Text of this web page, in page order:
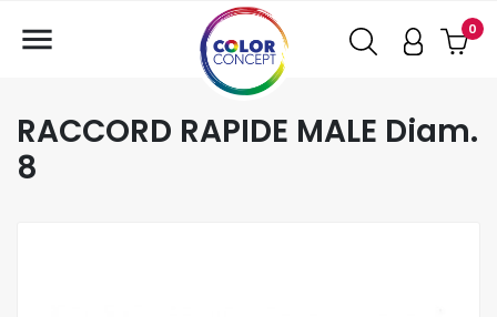
0

RACCORD RAPIDE MALE Diam.
8